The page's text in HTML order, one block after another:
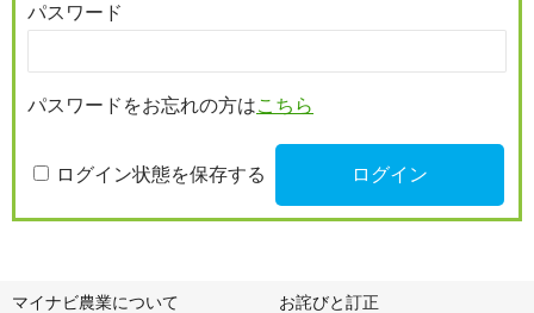
パスワード
パスワードをお忘れの方はこちら
ログイン状態を保存する
マイナビ農業について お詫びと訂正